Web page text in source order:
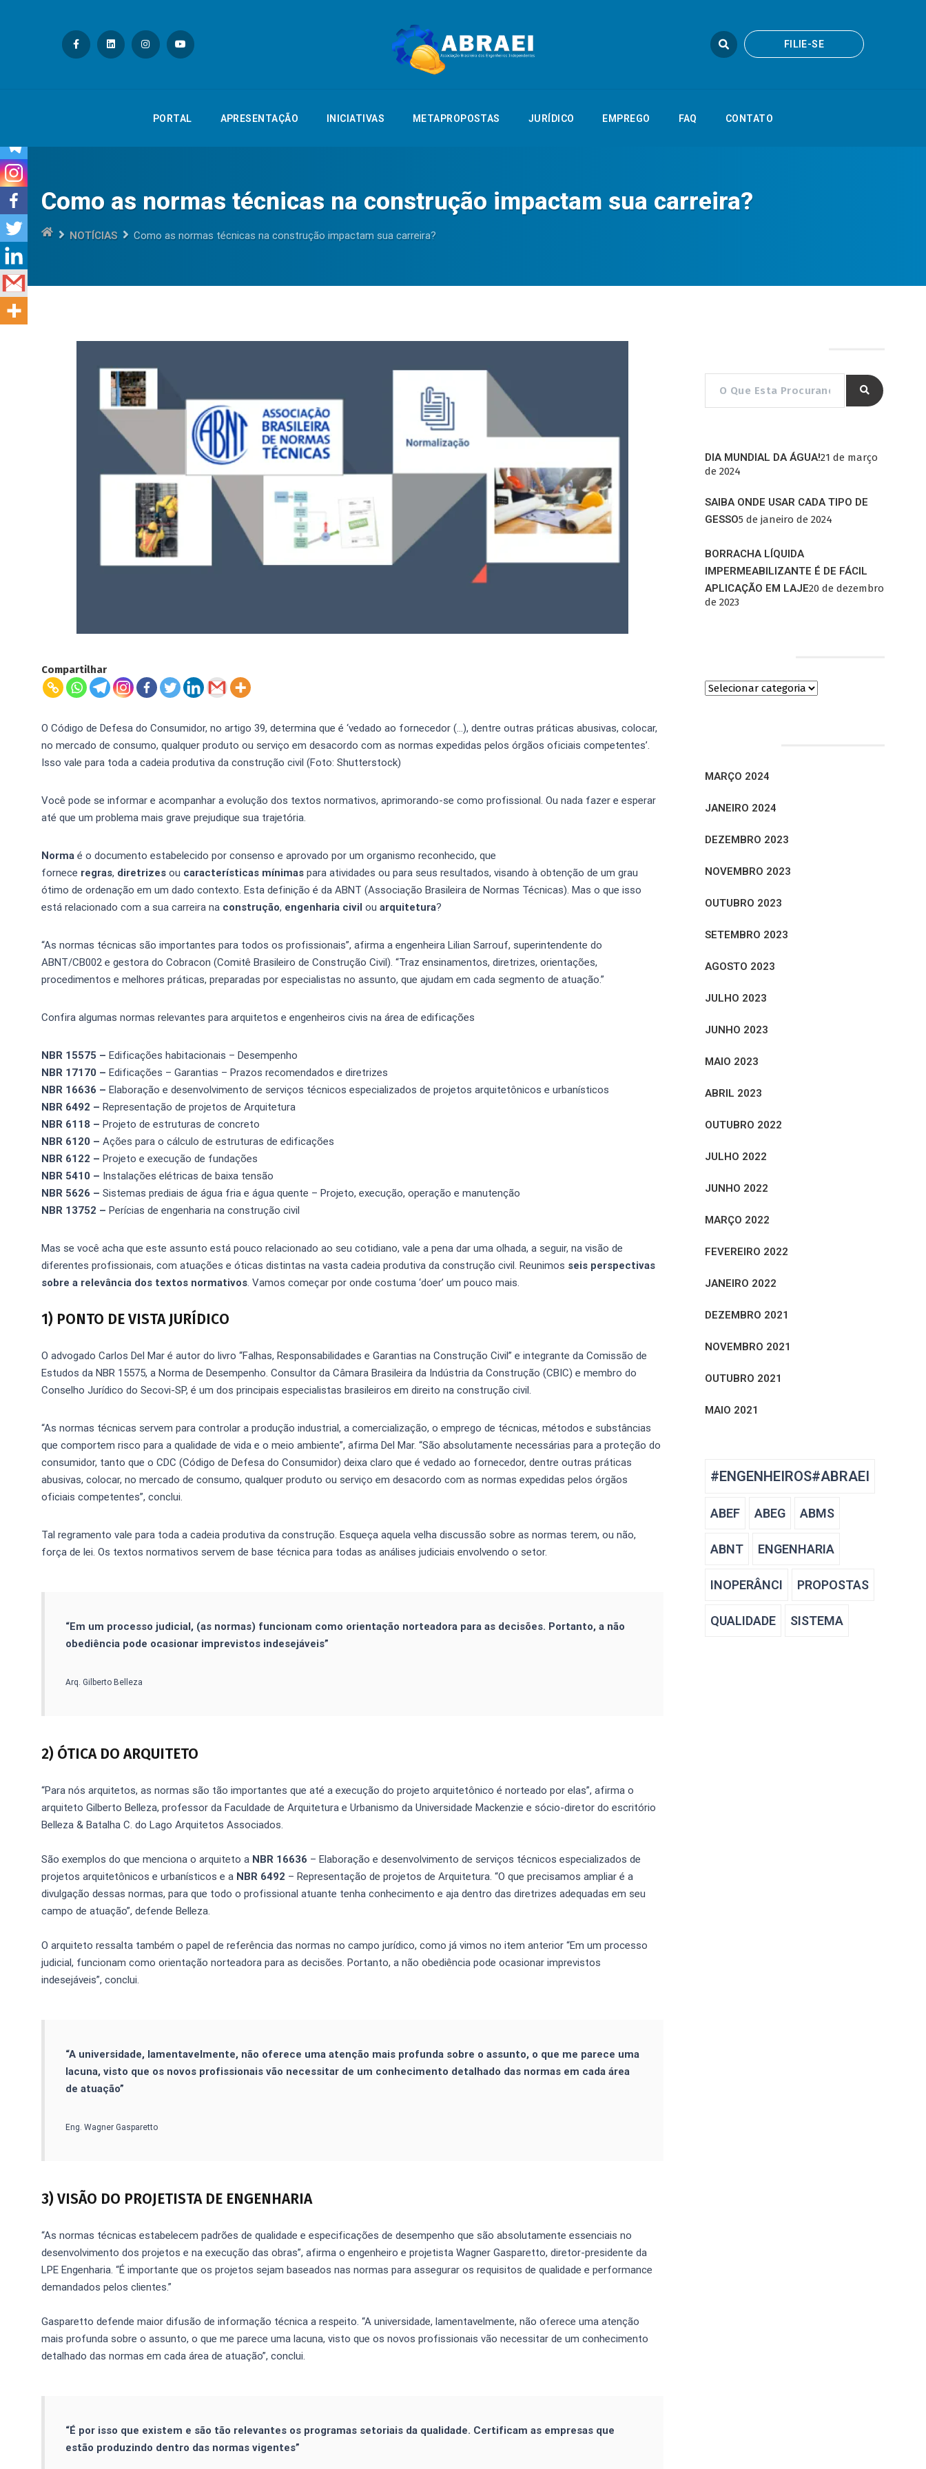
FILIE-SE
PORTAL APRESENTAÇÃO INICIATIVAS METAPROPOSTAS JURÍDICO EMPREGO FAQ CONTATO
APRESENTAÇÃO JURÍDICO
Como as normas técnicas na construção impactam sua carreira?
NOTÍCIAS Como as normas técnicas na construção impactam sua carreira?
Compartilhar
O Código de Defesa do Consumidor, no artigo 39, determina que é ‘vedado ao fornecedor (…), dentre outras práticas abusivas, colocar,
no mercado de consumo, qualquer produto ou serviço em desacordo com as normas expedidas pelos órgãos oficiais competentes’.
Isso vale para toda a cadeia produtiva da construção civil (Foto: Shutterstock)
Você pode se informar e acompanhar a evolução dos textos normativos, aprimorando-se como profissional. Ou nada fazer e esperar
até que um problema mais grave prejudique sua trajetória.
Norma é o documento estabelecido por consenso e aprovado por um organismo reconhecido, que
fornece regras, diretrizes ou características mínimas para atividades ou para seus resultados, visando à obtenção de um grau
ótimo de ordenação em um dado contexto. Esta definição é da ABNT (Associação Brasileira de Normas Técnicas). Mas o que isso
está relacionado com a sua carreira na construção, engenharia civil ou arquitetura?
“As normas técnicas são importantes para todos os profissionais”, afirma a engenheira Lilian Sarrouf, superintendente do
ABNT/CB002 e gestora do Cobracon (Comitê Brasileiro de Construção Civil). “Traz ensinamentos, diretrizes, orientações,
procedimentos e melhores práticas, preparadas por especialistas no assunto, que ajudam em cada segmento de atuação.”
Confira algumas normas relevantes para arquitetos e engenheiros civis na área de edificações
NBR 15575 – Edificações habitacionais – Desempenho
NBR 17170 – Edificações – Garantias – Prazos recomendados e diretrizes
NBR 16636 – Elaboração e desenvolvimento de serviços técnicos especializados de projetos arquitetônicos e urbanísticos
NBR 6492 – Representação de projetos de Arquitetura
NBR 6118 – Projeto de estruturas de concreto
NBR 6120 – Ações para o cálculo de estruturas de edificações
NBR 6122 – Projeto e execução de fundações
NBR 5410 – Instalações elétricas de baixa tensão
NBR 5626 – Sistemas prediais de água fria e água quente – Projeto, execução, operação e manutenção
NBR 13752 – Perícias de engenharia na construção civil
Mas se você acha que este assunto está pouco relacionado ao seu cotidiano, vale a pena dar uma olhada, a seguir, na visão de
diferentes profissionais, com atuações e óticas distintas na vasta cadeia produtiva da construção civil. Reunimos seis perspectivas
sobre a relevância dos textos normativos. Vamos começar por onde costuma ‘doer’ um pouco mais.
1) PONTO DE VISTA JURÍDICO
O advogado Carlos Del Mar é autor do livro “Falhas, Responsabilidades e Garantias na Construção Civil” e integrante da Comissão de
Estudos da NBR 15575, a Norma de Desempenho. Consultor da Câmara Brasileira da Indústria da Construção (CBIC) e membro do
Conselho Jurídico do Secovi-SP, é um dos principais especialistas brasileiros em direito na construção civil.
“As normas técnicas servem para controlar a produção industrial, a comercialização, o emprego de técnicas, métodos e substâncias
que comportem risco para a qualidade de vida e o meio ambiente”, afirma Del Mar. “São absolutamente necessárias para a proteção do
consumidor, tanto que o CDC (Código de Defesa do Consumidor) deixa claro que é vedado ao fornecedor, dentre outras práticas
abusivas, colocar, no mercado de consumo, qualquer produto ou serviço em desacordo com as normas expedidas pelos órgãos
oficiais competentes”, conclui.
Tal regramento vale para toda a cadeia produtiva da construção. Esqueça aquela velha discussão sobre as normas terem, ou não,
força de lei. Os textos normativos servem de base técnica para todas as análises judiciais envolvendo o setor.
“Em um processo judicial, (as normas) funcionam como orientação norteadora para as decisões. Portanto, a não
obediência pode ocasionar imprevistos indesejáveis”
Arq. Gilberto Belleza
2) ÓTICA DO ARQUITETO
“Para nós arquitetos, as normas são tão importantes que até a execução do projeto arquitetônico é norteado por elas”, afirma o
arquiteto Gilberto Belleza, professor da Faculdade de Arquitetura e Urbanismo da Universidade Mackenzie e sócio-diretor do escritório
Belleza & Batalha C. do Lago Arquitetos Associados.
São exemplos do que menciona o arquiteto a NBR 16636 – Elaboração e desenvolvimento de serviços técnicos especializados de
projetos arquitetônicos e urbanísticos e a NBR 6492 – Representação de projetos de Arquitetura. “O que precisamos ampliar é a
divulgação dessas normas, para que todo o profissional atuante tenha conhecimento e aja dentro das diretrizes adequadas em seu
campo de atuação”, defende Belleza.
O arquiteto ressalta também o papel de referência das normas no campo jurídico, como já vimos no item anterior “Em um processo
judicial, funcionam como orientação norteadora para as decisões. Portanto, a não obediência pode ocasionar imprevistos
indesejáveis”, conclui.
“A universidade, lamentavelmente, não oferece uma atenção mais profunda sobre o assunto, o que me parece uma
lacuna, visto que os novos profissionais vão necessitar de um conhecimento detalhado das normas em cada área
de atuação”
Eng. Wagner Gasparetto
3) VISÃO DO PROJETISTA DE ENGENHARIA
“As normas técnicas estabelecem padrões de qualidade e especificações de desempenho que são absolutamente essenciais no
desenvolvimento dos projetos e na execução das obras”, afirma o engenheiro e projetista Wagner Gasparetto, diretor-presidente da
LPE Engenharia. “É importante que os projetos sejam baseados nas normas para assegurar os requisitos de qualidade e performance
demandados pelos clientes.”
Gasparetto defende maior difusão de informação técnica a respeito. “A universidade, lamentavelmente, não oferece uma atenção
mais profunda sobre o assunto, o que me parece uma lacuna, visto que os novos profissionais vão necessitar de um conhecimento
detalhado das normas em cada área de atuação”, conclui.
“É por isso que existem e são tão relevantes os programas setoriais da qualidade. Certificam as empresas que
estão produzindo dentro das normas vigentes”
DIA MUNDIAL DA ÁGUA!21 de março
de 2024
SAIBA ONDE USAR CADA TIPO DE
GESSO5 de janeiro de 2024
BORRACHA LÍQUIDA
IMPERMEABILIZANTE É DE FÁCIL
APLICAÇÃO EM LAJE20 de dezembro
de 2023
MARÇO 2024
JANEIRO 2024
DEZEMBRO 2023
NOVEMBRO 2023
OUTUBRO 2023
SETEMBRO 2023
AGOSTO 2023
JULHO 2023
JUNHO 2023
MAIO 2023
ABRIL 2023
OUTUBRO 2022
JULHO 2022
JUNHO 2022
MARÇO 2022
FEVEREIRO 2022
JANEIRO 2022
DEZEMBRO 2021
NOVEMBRO 2021
OUTUBRO 2021
MAIO 2021
#ENGENHEIROS#ABRAEI
ABEF ABEG ABMS
ABNT ENGENHARIA
INOPERÂNCI PROPOSTAS
QUALIDADE SISTEMA